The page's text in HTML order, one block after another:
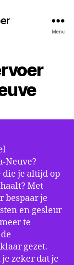
Menu
Neuve?
je altijd op
Met
bespaar je
en gesleur
te
gezet.
zeker dat je